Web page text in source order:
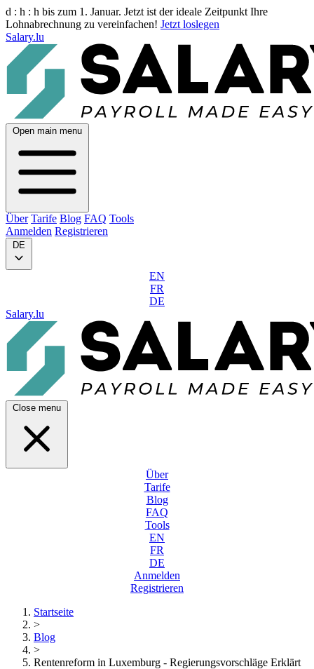
d : h : h bis zum 1. Januar. Jetzt ist der ideale Zeitpunkt Ihre
Lohnabrechnung zu vereinfachen! Jetzt loslegen
Salary.lu
Open main menu
Über Tarife Blog FAQ Tools
Anmelden Registrieren
DE
EN
FR
DE
Salary.lu
Close menu
Über
Tarife
Blog
FAQ
Tools
EN
FR
DE
Anmelden
Registrieren
Startseite
>
Blog
>
Rentenreform in Luxemburg - Regierungsvorschläge Erklärt